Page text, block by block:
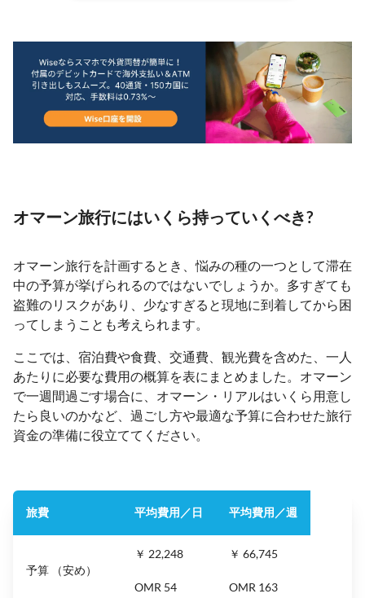
オマーン旅行にはいくら持っていくべき?
オマーン旅行を計画するとき、悩みの種の一つとして滞在
中の予算が挙げられるのではないでしょうか。多すぎても
盗難のリスクがあり、少なすぎると現地に到着してから困
ってしまうことも考えられます。
ここでは、宿泊費や食費、交通費、観光費を含めた、一人
あたりに必要な費用の概算を表にまとめました。オマーン
で一週間過ごす場合に、オマーン・リアルはいくら用意し
たら良いのかなど、過ごし方や最適な予算に合わせた旅行
資金の準備に役立ててください。
旅費 平均費用／日 平均費用／週
予算 （安め）
￥ 22,248
OMR 54
￥ 66,745
OMR 163